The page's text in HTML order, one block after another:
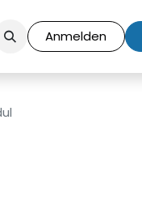
Anmelden